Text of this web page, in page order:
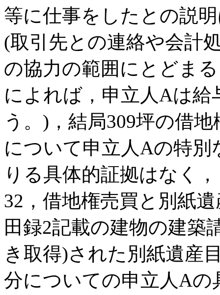
等に仕事をしたとの説
(取引先との連絡や会計
の協力の範囲にとどま
によれば，申立人Aは
う。)，結局309坪の借
について申立人Aの特
りる具体的証拠はなく
32，借地権売買と別紙
田録2記載の建物の建築
き取得)された別紙遺産
分についての申立人A